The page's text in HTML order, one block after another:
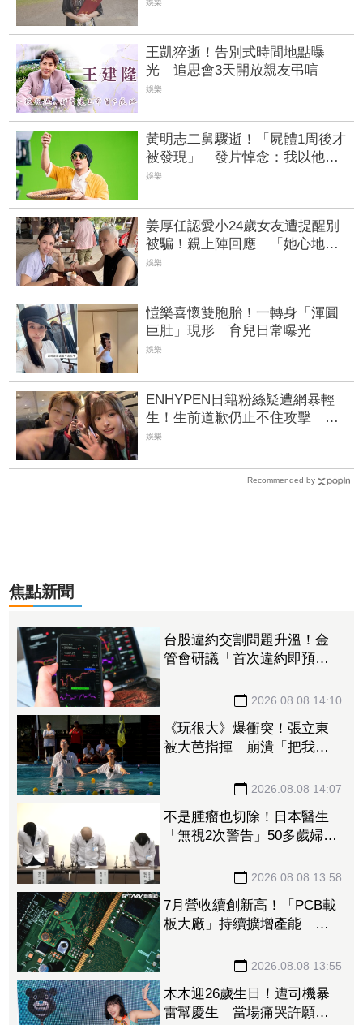
娛樂
王凱猝逝！告別式時間地點曝
光 追思會3天開放親友弔唁
娛樂
黃明志二舅驟逝！「屍體1周後才
被發現」 發片悼念：我以他為
榮
娛樂
姜厚任認愛小24歲女友遭提醒別
被騙！親上陣回應 「她心地善
良不會辣手摧花」
娛樂
愷樂喜懷雙胞胎！一轉身「渾圓
巨肚」現形 育兒日常曝光
娛樂
ENHYPEN日籍粉絲疑遭網暴輕
生！生前道歉仍止不住攻擊 好
友悲痛證實死訊
娛樂
Recommended by
焦點新聞
台股違約交割問題升溫！金
管會研議「首次違約即預收
2026.08.08 14:10
《玩很大》爆衝突！張立東
被大芭指揮 崩潰「把我當
2026.08.08 14:07
不是腫瘤也切除！日本醫生
「無視2次警告」50多歲婦四
2026.08.08 13:58
7月營收續創新高！「PCB載
板大廠」持續擴增產能 高
2026.08.08 13:55
木木迎26歲生日！遭司機暴
雷幫慶生 當場痛哭許願